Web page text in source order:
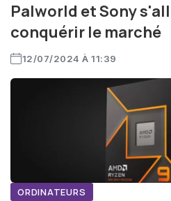
Palworld et Sony
conquérir le marché
12/07/2024 À 11:39
ORDINATEURS